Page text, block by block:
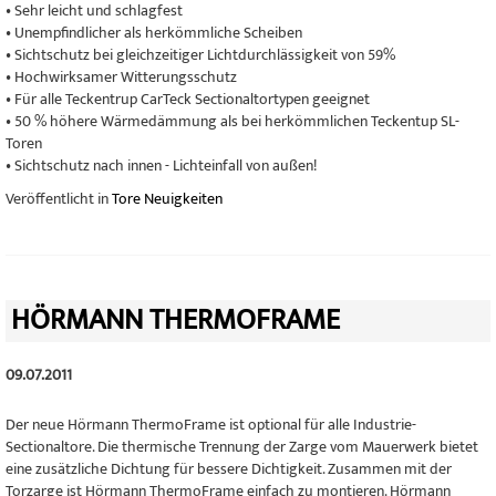
• Sehr leicht und schlagfest
• Unempfindlicher als herkömmliche Scheiben
• Sichtschutz bei gleichzeitiger Lichtdurchlässigkeit von 59%
• Hochwirksamer Witterungsschutz
• Für alle Teckentrup CarTeck Sectionaltortypen geeignet
• 50 % höhere Wärmedämmung als bei herkömmlichen Teckentup SL-
Toren
• Sichtschutz nach innen - Lichteinfall von außen!
Veröffentlicht inTore Neuigkeiten
HÖRMANN THERMOFRAME
09.07.2011
Der neue Hörmann ThermoFrame ist optional für alle Industrie-
Sectionaltore. Die thermische Trennung der Zarge vom Mauerwerk bietet
eine zusätzliche Dichtung für bessere Dichtigkeit. Zusammen mit der